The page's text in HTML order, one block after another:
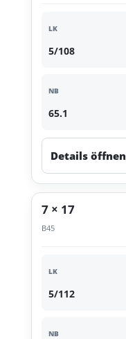
LK
5/108
NB
65.1
Details öffnen
7 × 17
B45
LK
5/112
NB